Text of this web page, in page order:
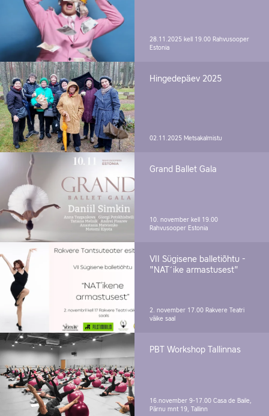
28.11.2025 kell 19.00 Rahvusooper
Estonia
Hingedepäev 2025
02.11.2025 Metsakalmistu
Grand Ballet Gala
10. november kell 19.00
Rahvusooper Estonia
VII Sügisene balletiõhtu -
"NAT´ike armastusest"
2. november 17.00 Rakvere Teatri
väike saal
PBT Workshop Tallinnas
16.november 9-17.00 Casa de Baile,
Pärnu mnt 19, Tallinn